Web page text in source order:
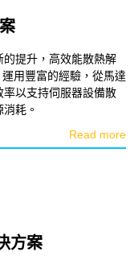
提升，高效能散熱解
用豐富的經驗，從馬達
以支持伺服器設備散
耗。
Read more
方案